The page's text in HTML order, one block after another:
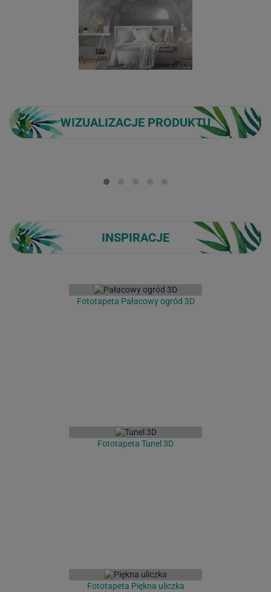
WIZUALIZACJE PRODUKTU
INSPIRACJE
Fototapeta Pałacowy ogród 3D
Fototapeta Tunel 3D
Fototapeta Piękna uliczka